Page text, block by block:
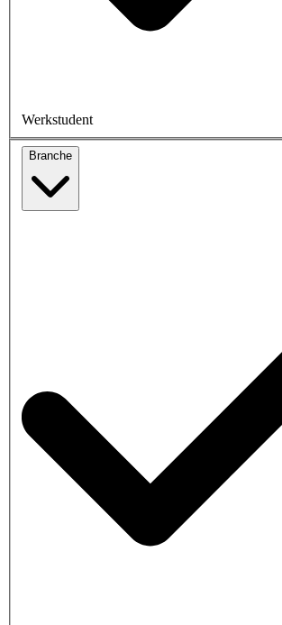
Werkstudent
Branche